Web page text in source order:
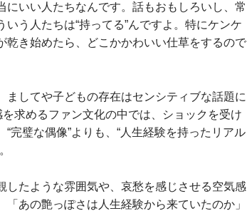
にいい人たちなんです。話もおもしろいし、常
う人たちは“持ってる”んですよ。特にケンケ
乾き始めたら、どこかかわいい仕草をするので
してや子どもの存在はセンシティブな話題に
求めるファン文化の中では、ショックを受け
完璧な偶像”よりも、“人生経験を持ったリアル
たような雰囲気や、哀愁を感じさせる空気感
あの艶っぽさは人生経験から来ていたのか」